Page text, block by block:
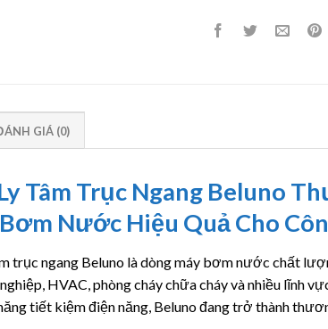
GIÁ (0)
Tâm Trục Ngang Beluno
Nước Hiệu Quả Cho
trục ngang Beluno là dòng máy bơm nước chất
HVAC, phòng cháy chữa cháy và nhiều lĩnh
tiết kiệm điện năng, Beluno đang trở thành